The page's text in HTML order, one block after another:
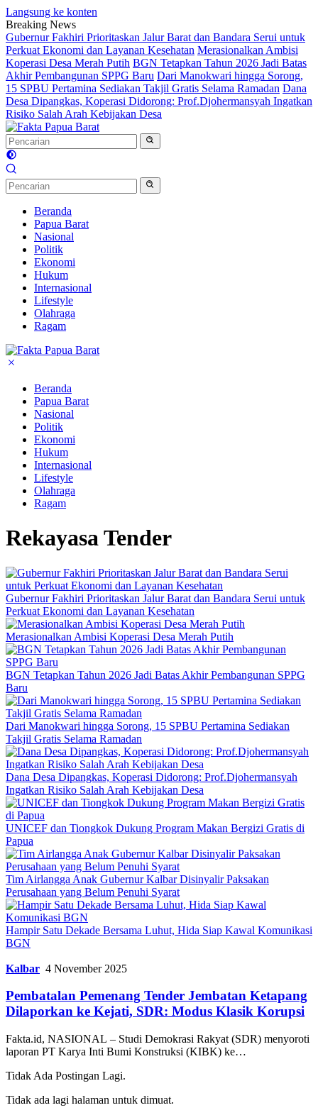
Langsung ke konten
Breaking News
Gubernur Fakhiri Prioritaskan Jalur Barat dan Bandara Serui untuk
Perkuat Ekonomi dan Layanan Kesehatan Merasionalkan Ambisi
Koperasi Desa Merah Putih BGN Tetapkan Tahun 2026 Jadi Batas
Akhir Pembangunan SPPG Baru Dari Manokwari hingga Sorong,
15 SPBU Pertamina Sediakan Takjil Gratis Selama Ramadan Dana
Desa Dipangkas, Koperasi Didorong: Prof.Djohermansyah Ingatkan
Risiko Salah Arah Kebijakan Desa
Beranda
Papua Barat
Nasional
Politik
Ekonomi
Hukum
Internasional
Lifestyle
Olahraga
Ragam
Beranda
Papua Barat
Nasional
Politik
Ekonomi
Hukum
Internasional
Lifestyle
Olahraga
Ragam
Rekayasa Tender
Gubernur Fakhiri Prioritaskan Jalur Barat dan Bandara Serui untuk
Perkuat Ekonomi dan Layanan Kesehatan
Merasionalkan Ambisi Koperasi Desa Merah Putih
BGN Tetapkan Tahun 2026 Jadi Batas Akhir Pembangunan SPPG
Baru
Dari Manokwari hingga Sorong, 15 SPBU Pertamina Sediakan
Takjil Gratis Selama Ramadan
Dana Desa Dipangkas, Koperasi Didorong: Prof.Djohermansyah
Ingatkan Risiko Salah Arah Kebijakan Desa
UNICEF dan Tiongkok Dukung Program Makan Bergizi Gratis di
Papua
Tim Airlangga Anak Gubernur Kalbar Disinyalir Paksakan
Perusahaan yang Belum Penuhi Syarat
Hampir Satu Dekade Bersama Luhut, Hida Siap Kawal Komunikasi
BGN
Kalbar 4 November 2025
Pembatalan Pemenang Tender Jembatan Ketapang
Dilaporkan ke Kejati, SDR: Modus Klasik Korupsi
Fakta.id, NASIONAL – Studi Demokrasi Rakyat (SDR) menyoroti
laporan PT Karya Inti Bumi Konstruksi (KIBK) ke…
Tidak Ada Postingan Lagi.
Tidak ada lagi halaman untuk dimuat.